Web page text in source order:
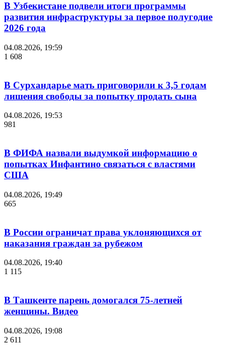
В Узбекистане подвели итоги программы
развития инфраструктуры за первое полугодие
2026 года
04.08.2026, 19:59
1 608
В Сурхандарье мать приговорили к 3,5 годам
лишения свободы за попытку продать сына
04.08.2026, 19:53
981
В ФИФА назвали выдумкой информацию о
попытках Инфантино связаться с властями
США
04.08.2026, 19:49
665
В России ограничат права уклоняющихся от
наказания граждан за рубежом
04.08.2026, 19:40
1 115
В Ташкенте парень домогался 75-летней
женщины. Видео
04.08.2026, 19:08
2 611